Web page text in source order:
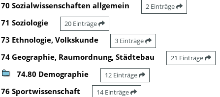
70 Sozialwissenschaften allgemein 2 Einträge
71 Soziologie 20 Einträge
73 Ethnologie, Volkskunde 3 Einträge
74 Geographie, Raumordnung, Städtebau 21 Einträge
74.80 Demographie 12 Einträge
76 Sportwissenschaft 14 Einträge